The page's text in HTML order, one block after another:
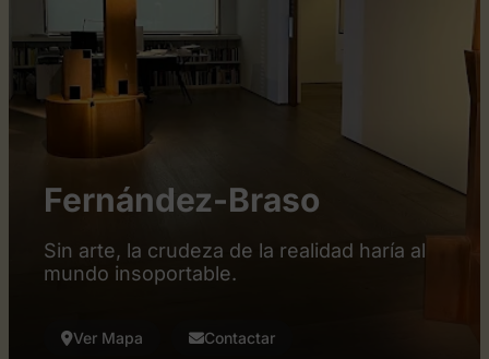
Fernández-Braso
Sin arte, la crudeza de la realidad haría al
mundo insoportable.
Ver Mapa Contactar